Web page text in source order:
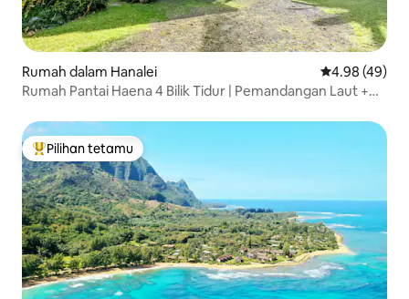
Rumah dalam Hanalei Penarafan
4.98 (49)
Rumah Pantai Haena 4 Bilik Tidur | Pemandangan Laut +
Pilihan utama tetamu
Pilihan tetamu